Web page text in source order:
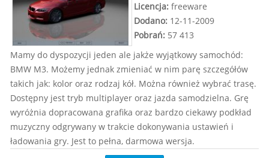
Licencja: freeware
Dodano: 12-11-2009
Pobrań: 57 413
Mamy do dyspozycji jeden ale jakże wyjątkowy samochód:
BMW M3. Możemy jednak zmieniać w nim parę szczegółów
takich jak: kolor oraz rodzaj kół. Można również wybrać trasę.
Dostępny jest tryb multiplayer oraz jazda samodzielna. Grę
wyróżnia dopracowana grafika oraz bardzo ciekawy podkład
muzyczny odgrywany w trakcie dokonywania ustawień i
ładowania gry. Jest to pełna, darmowa wersja.